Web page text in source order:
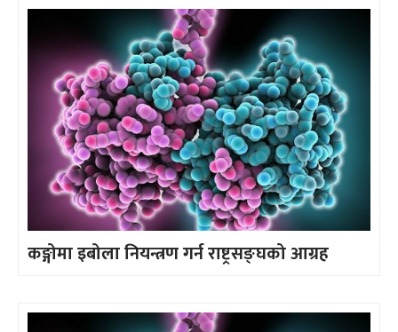
कङ्गोमा इबोला नियन्त्रण गर्न राष्ट्रसङ्घको आग्रह